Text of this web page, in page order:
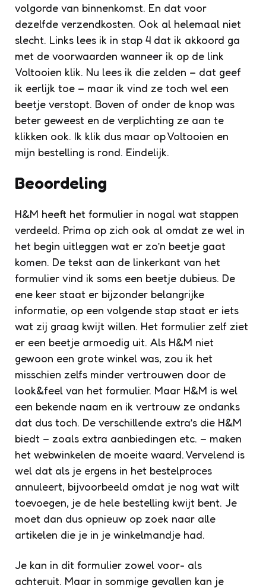
volgorde van binnenkomst. En dat voor
dezelfde verzendkosten. Ook al helemaal niet
slecht. Links lees ik in stap 4 dat ik akkoord ga
met de voorwaarden wanneer ik op de link
Voltooien klik. Nu lees ik die zelden – dat geef
ik eerlijk toe – maar ik vind ze toch wel een
beetje verstopt. Boven of onder de knop was
beter geweest en de verplichting ze aan te
klikken ook. Ik klik dus maar op Voltooien en
mijn bestelling is rond. Eindelijk.
Beoordeling
H&M heeft het formulier in nogal wat stappen
verdeeld. Prima op zich ook al omdat ze wel in
het begin uitleggen wat er zo’n beetje gaat
komen. De tekst aan de linkerkant van het
formulier vind ik soms een beetje dubieus. De
ene keer staat er bijzonder belangrijke
informatie, op een volgende stap staat er iets
wat zij graag kwijt willen. Het formulier zelf ziet
er een beetje armoedig uit. Als H&M niet
gewoon een grote winkel was, zou ik het
misschien zelfs minder vertrouwen door de
look&feel van het formulier. Maar H&M is wel
een bekende naam en ik vertrouw ze ondanks
dat dus toch. De verschillende extra’s die H&M
biedt – zoals extra aanbiedingen etc. – maken
het webwinkelen de moeite waard. Vervelend is
wel dat als je ergens in het bestelproces
annuleert, bijvoorbeeld omdat je nog wat wilt
toevoegen, je de hele bestelling kwijt bent. Je
moet dan dus opnieuw op zoek naar alle
artikelen die je in je winkelmandje had.
Je kan in dit formulier zowel voor- als
achteruit. Maar in sommige gevallen kan je